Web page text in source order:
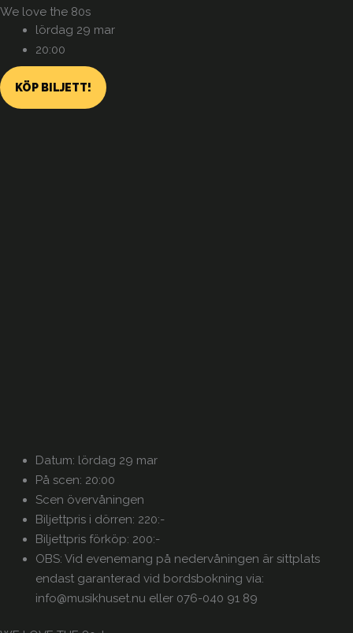
We love the 80s
lördag 29 mar
20:00
KÖP BILJETT!
Datum: lördag 29 mar
På scen: 20:00
Scen övervåningen
Biljettpris i dörren: 220:-
Biljettpris förköp: 200:-
OBS: Vid evenemang på nedervåningen är sittplats
endast garanterad vid bordsbokning via:
info@musikhuset.nu eller 076-040 91 89